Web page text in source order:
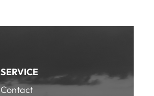
SERVICE
Contact